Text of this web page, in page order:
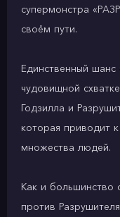
супермонстра
своём пути.
Единственный шанс
чудовищной
Годзилла и
которая приводит
множества людей.
Как и большинство
против